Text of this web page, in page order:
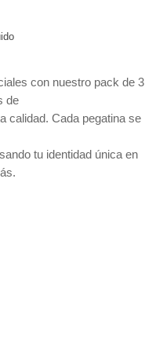
con nuestro pack de 3
de
calidad. Cada pegatina se
tu identidad única en